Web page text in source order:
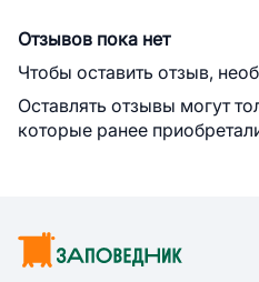
Отзывов пока нет
Чтобы оставить отзыв,
Оставлять отзывы могут
которые ранее